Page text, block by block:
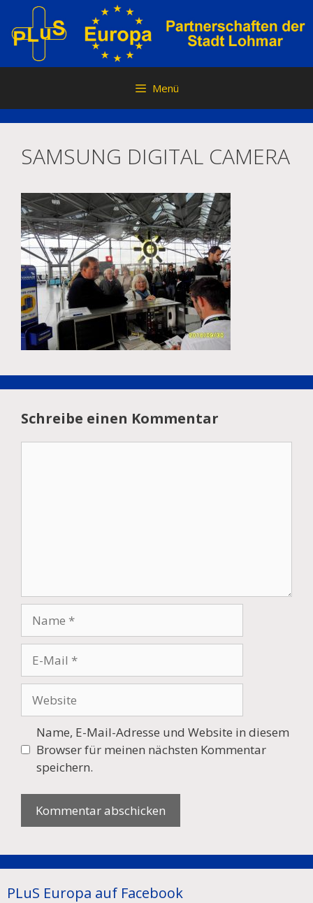
Inhalt
springen
Menü
SAMSUNG DIGITAL CAMERA
Schreibe einen Kommentar
Mail
Name, E-Mail-Adresse und Website in diesem
Browser für meinen nächsten Kommentar
speichern.
PLuS Europa auf Facebook